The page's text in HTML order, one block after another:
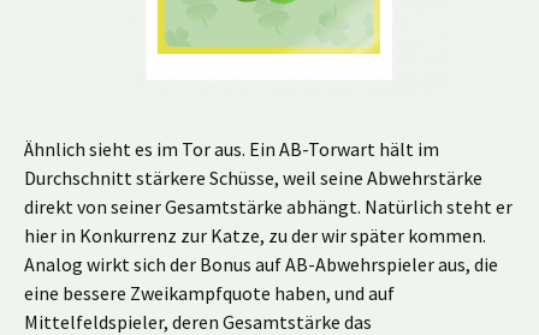
Ähnlich sieht es im Tor aus. Ein AB-Torwart hält im
Durchschnitt stärkere Schüsse, weil seine Abwehrstärke
direkt von seiner Gesamtstärke abhängt. Natürlich steht er
hier in Konkurrenz zur Katze, zu der wir später kommen.
Analog wirkt sich der Bonus auf AB-Abwehrspieler aus, die
eine bessere Zweikampfquote haben, und auf
Mittelfeldspieler, deren Gesamtstärke das